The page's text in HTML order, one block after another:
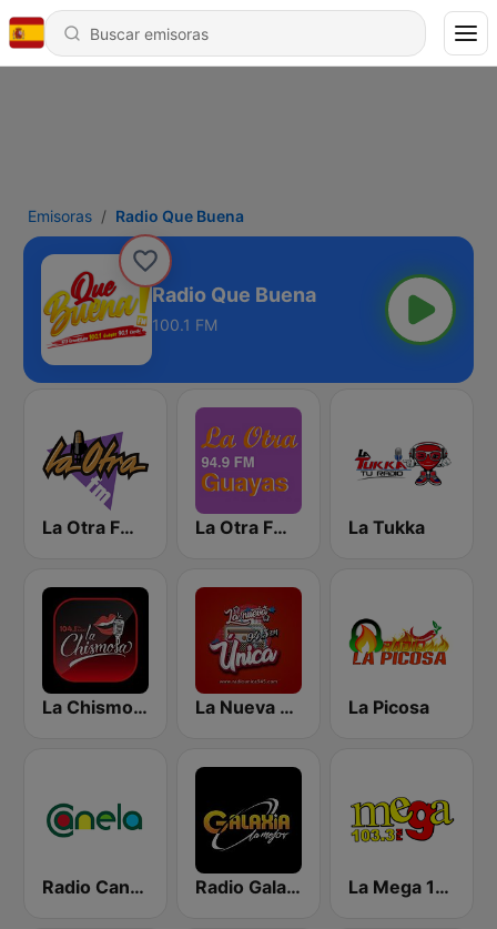
Emisoras Radio Que Buena
Radio Que Buena
100.1 FM
La Otra FM - Quito La Otra FM - Guayaquil La Tukka
La Chismosa 104.1 La Nueva Unica 94.5 FM La Picosa
Radio Canela Guayas Radio Galaxia La Mega 103.3 FM